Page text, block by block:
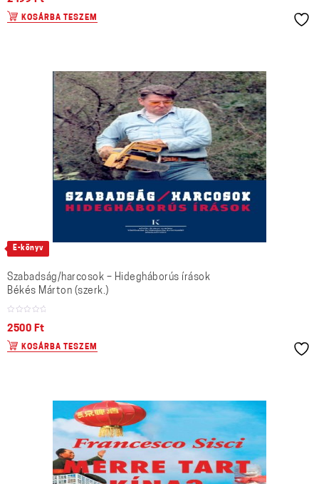
KOSÁRBA TESZEM
E-könyv
Szabadság/harcosok – Hidegháborús írások
Békés Márton (szerk.)
2500 Ft
KOSÁRBA TESZEM